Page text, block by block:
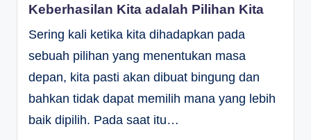
Keberhasilan Kita adalah Pilihan Kita
Sering kali ketika kita dihadapkan pada
sebuah pilihan yang menentukan masa
depan, kita pasti akan dibuat bingung dan
bahkan tidak dapat memilih mana yang lebih
baik dipilih. Pada saat itu…